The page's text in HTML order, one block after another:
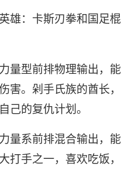
雄：卡斯刃拳和国足棍
量型前排物理输出，能
害。剁手氏族的酋长，
己的复仇计划。
量系前排混合输出，能
打手之一，喜欢吃饭，